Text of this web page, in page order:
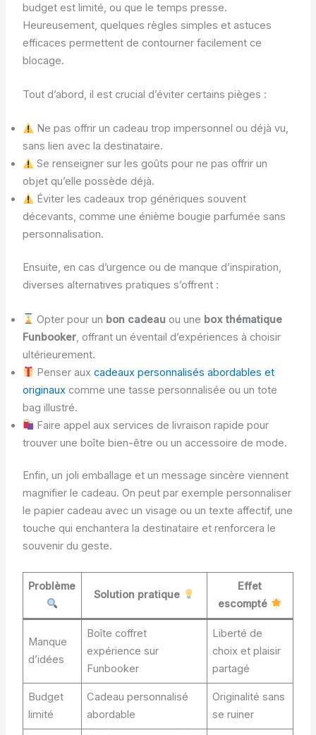
budget est limité, ou que le temps presse.
Heureusement, quelques règles simples et astuces
efficaces permettent de contourner facilement ce
blocage.
Tout d’abord, il est crucial d’éviter certains pièges :
Ne pas offrir un cadeau trop impersonnel ou déjà vu,
sans lien avec la destinataire.
Se renseigner sur les goûts pour ne pas offrir un
objet qu’elle possède déjà.
Éviter les cadeaux trop génériques souvent
décevants, comme une énième bougie parfumée sans
personnalisation.
Ensuite, en cas d’urgence ou de manque d’inspiration,
diverses alternatives pratiques s’offrent :
Opter pour un bon cadeau ou une box thématique
Funbooker, offrant un éventail d’expériences à choisir
ultérieurement.
Penser auxcadeaux personnalisés abordables et
originauxcomme une tasse personnalisée ou un tote
bag illustré.
Faire appel aux services de livraison rapide pour
trouver une boîte bien-être ou un accessoire de mode.
Enfin, un joli emballage et un message sincère viennent
magnifier le cadeau. On peut par exemple personnaliser
le papier cadeau avec un visage ou un texte affectif, une
touche qui enchantera la destinataire et renforcera le
souvenir du geste.
Problème
Solution pratique
Effet
escompté
Manque
d’idées
Boîte coffret
expérience sur
Funbooker
Liberté de
choix et plaisir
partagé
Budget
limité
Cadeau personnalisé
abordable
Originalité sans
se ruiner